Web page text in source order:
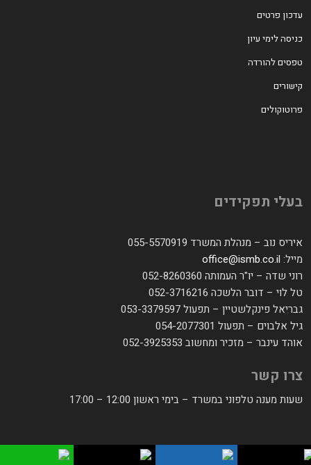
עדכון פרטים
כניסה לימי עיון
טפסים להורדה
קישורים
פרוטוקולים
בעלי תפקידים
איריס נוב – מנהלת המשרד 055-5570919
מייל: office@ismb.co.il
רוני שדה – יו"ר העמותה 052-8260360
טל לוי – דובר הלשכה 052-3716216
גבריאל פינקלשטיין – תפעול 053-3379597
גיל אלבוים – תפעול 054-2077301
אוהד עינבר – מזכיר ומחשוב 052-3925353
צרו קשר
שעות מענה טלפוני במשרד – בימי ראשון 12:00 – 17:00